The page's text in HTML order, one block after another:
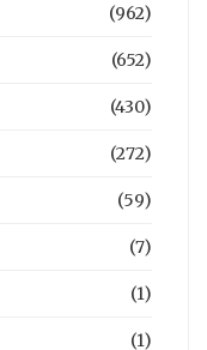
(962)
(652)
(430)
(272)
(59)
(7)
(1)
(1)